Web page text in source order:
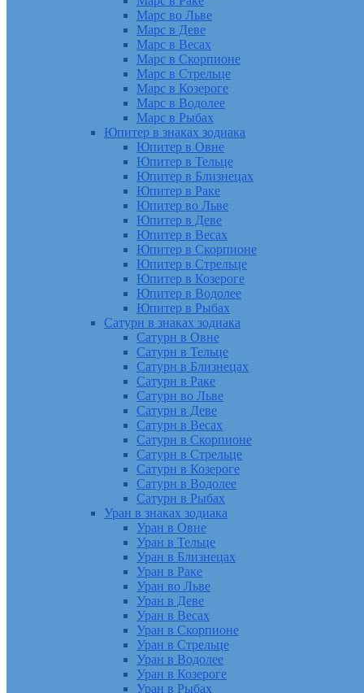
Марс во Льве
Марс в Деве
Марс в Весах
Марс в Скорпионе
Марс в Стрельце
Марс в Козероге
Марс в Водолее
Марс в Рыбах
Юпитер в знаках зодиака
Юпитер в Овне
Юпитер в Тельце
Юпитер в Близнецах
Юпитер в Раке
Юпитер во Льве
Юпитер в Деве
Юпитер в Весах
Юпитер в Скорпионе
Юпитер в Стрельце
Юпитер в Козероге
Юпитер в Водолее
Юпитер в Рыбах
Сатурн в знаках зодиака
Сатурн в Овне
Сатурн в Тельце
Сатурн в Близнецах
Сатурн в Раке
Сатурн во Льве
Сатурн в Деве
Сатурн в Весах
Сатурн в Скорпионе
Сатурн в Стрельце
Сатурн в Козероге
Сатурн в Водолее
Сатурн в Рыбах
Уран в знаках зодиака
Уран в Овне
Уран в Тельце
Уран в Близнецах
Уран в Раке
Уран во Льве
Уран в Деве
Уран в Весах
Уран в Скорпионе
Уран в Стрельце
Уран в Водолее
Уран в Козероге
Уран в Рыбах